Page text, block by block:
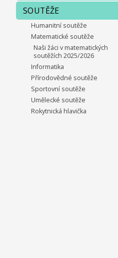
SOUTĚŽE
Humanitní soutěže
Matematické soutěže
Naši žáci v matematických
soutěžích 2025/2026
Informatika
Přírodovědné soutěže
Sportovní soutěže
Umělecké soutěže
Rokytnická hlavička